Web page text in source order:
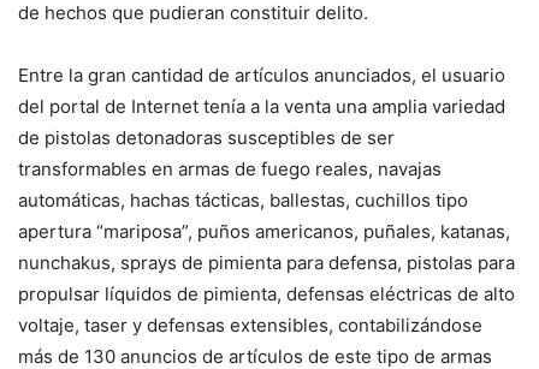
de hechos que pudieran constituir delito.
Entre la gran cantidad de artículos anunciados, el usuario
del portal de Internet tenía a la venta una amplia variedad
de pistolas detonadoras susceptibles de ser
transformables en armas de fuego reales, navajas
automáticas, hachas tácticas, ballestas, cuchillos tipo
apertura “mariposa”, puños americanos, puñales, katanas,
nunchakus, sprays de pimienta para defensa, pistolas para
propulsar líquidos de pimienta, defensas eléctricas de alto
voltaje, taser y defensas extensibles, contabilizándose
más de 130 anuncios de artículos de este tipo de armas